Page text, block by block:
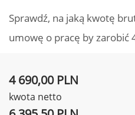
Sprawdź, na jaką kwotę
umowę o pracę by zarobić
4 690,00 PLN
kwota netto